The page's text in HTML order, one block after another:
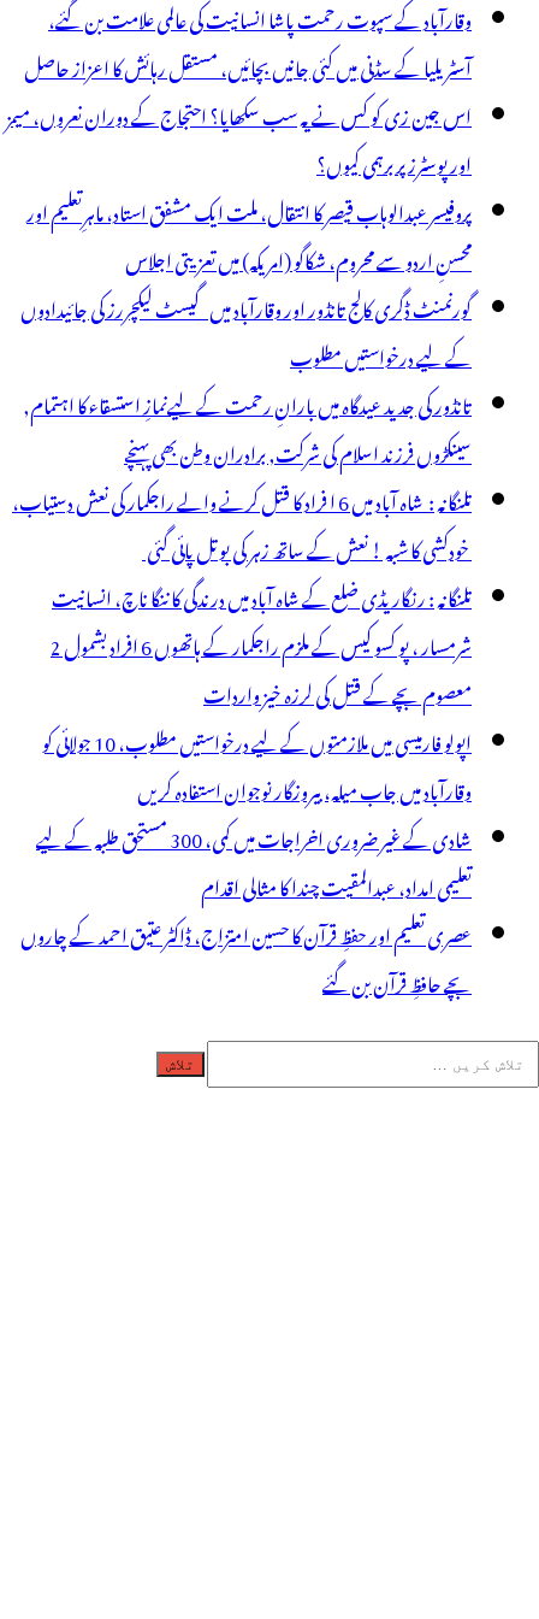
وقارآباد کے سپوت رحمت پاشا انسانیت کی عالمی علامت بن گئے،
آسٹریلیا کے سڈنی میں کئی جانیں بچائیں، مستقل رہائش کا اعزاز حاصل
اس جین زی کو کس نے یہ سب سکھایا؟ احتجاج کے دوران نعروں، میمز
اور پوسٹرز پر برہمی کیوں؟
پروفیسر عبدالوہاب قیصر کا انتقال، ملت ایک مشفق استاد، ماہرِتعلیم اور
محسنِ اردو سے محروم، شکاگو (امریکہ) میں تعزیتی اجلاس
گورنمنٹ ڈگری کالج تانڈور اور وقارآباد میں گیسٹ لیکچررز کی جائیدادوں
کے لیے درخواستیں مطلوب
تانڈور کی جدید عیدگاہ میں بارانِ رحمت کے لیےنمازِ استسقاء کا اہتمام,
سینکڑوں فرزند اسلام کی شرکت, برادران وطن بھی پہنچے
تلنگانہ : شاہ آباد میں 6 ا فراد کا قتل کرنے والے راجکمار کی نعش دستیاب،
خودکشی کا شبہ ! نعش کے ساتھ زہر کی بوتل پائی گئی
تلنگانہ : رنگاریڈی ضلع کے شاہ آباد میں درندگی کا ننگا ناچ، انسانیت
شرمسار ، پو کسو کیس کے ملزم راجکمار کے ہاتھوں 6 افراد بشمول 2
معصوم بچے کے قتل کی لرزہ خیز واردات
اپولو فارمیسی میں ملازمتوں کے لیے درخواستیں مطلوب، 10 جولائی کو
وقارآباد میں جاب میلہ، بیروزگار نوجوان استفادہ کریں
شادی کے غیر ضروری اخراجات میں کمی، 300 مستحق طلبہ کے لیے
تعلیمی امداد، عبدالمقیت چندا کا مثالی اقدام
عصری تعلیم اور حفظِ قرآن کا حسین امتزاج، ڈاکٹر عتیق احمد کے چاروں
بچے حافظِ قرآن بن گئے